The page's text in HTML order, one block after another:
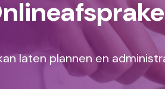
laten plannen en